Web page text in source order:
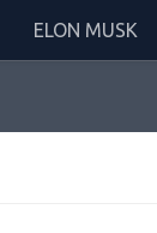
ELON MUSK